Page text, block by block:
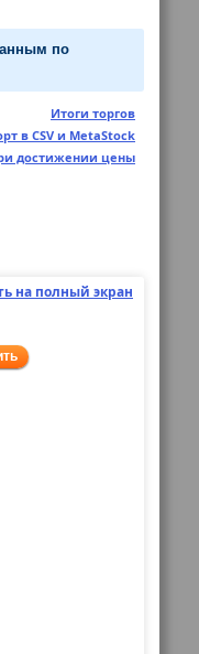
по
Итоги торгов
в CSV и MetaStock
достижении цены
на полный экран